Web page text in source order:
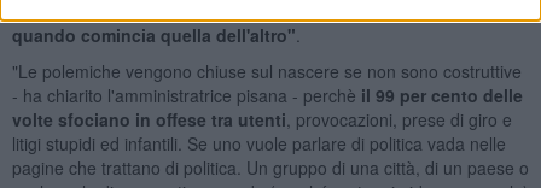
quando comincia quella dell'altro"
"Le polemiche vengono chiuse sul nascere se non sono costruttive
- ha chiarito l'amministratrice pisana - perchè il 99 per cento delle
volte sfociano in offese tra utenti , provocazioni, prese di giro e
litigi stupidi ed infantili. Se uno vuole parlare di politica vada nelle
pagine che trattano di politica. Un gruppo di una città, di un paese o